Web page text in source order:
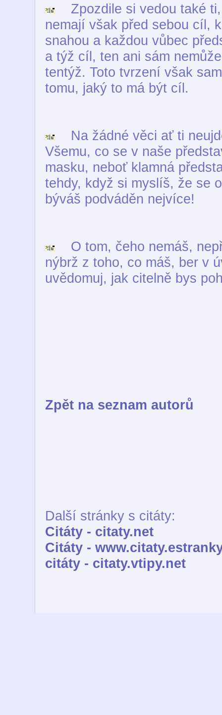
Zpozdile si vedou také ti,
nemají však před sebou cíl,
snahou a každou vůbec
a týž cíl, ten ani sám
tentýž. Toto tvrzení však
tomu, jaký to má být cíl.
Na žádné věci ať ti
Všemu, co se v naše
masku, neboť klamná
tehdy, když si myslíš, že se
býváš podváděn nejvíce!
O tom, čeho nemáš,
nýbrž z toho, co máš, ber v
uvědomuj, jak citelně bys
Zpět na seznam autorů
Další stránky s citáty:
Citáty - citaty.net
Citáty -
citáty - citaty.vtipy.net